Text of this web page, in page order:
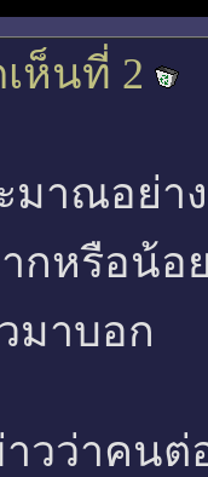
ห็นที่ 2
มาณอย่า
กหรือน้อ
มาบอก
าวว่าคน